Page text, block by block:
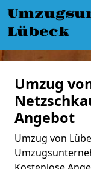
Lübeck
Umzug
Angebot
Umzug von